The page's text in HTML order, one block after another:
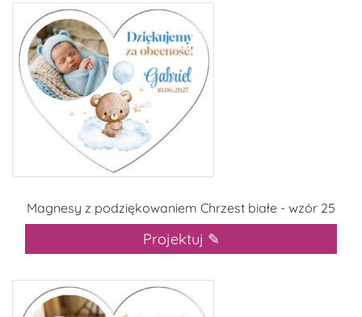
Magnesy z podziękowaniem Chrzest białe - wzór 25
Projektuj ✎